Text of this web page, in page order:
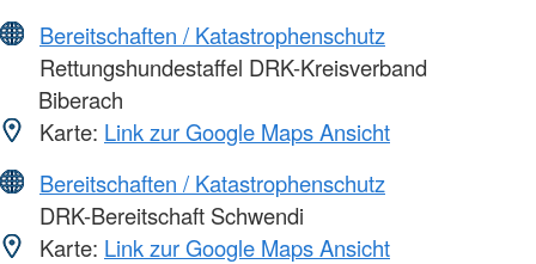
Bereitschaften / Katastrophenschutz
Rettungshundestaffel DRK-Kreisverband
Biberach
Karte: Link zur Google Maps Ansicht
Bereitschaften / Katastrophenschutz
DRK-Bereitschaft Schwendi
Karte: Link zur Google Maps Ansicht